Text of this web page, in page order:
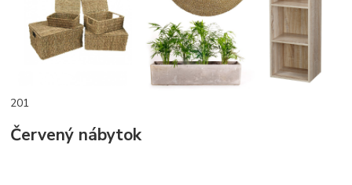
201
Červený nábytok